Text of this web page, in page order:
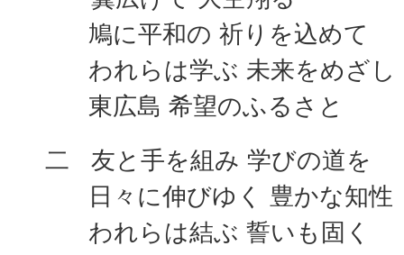
鳩に平和の 祈りを込めて
われらは学ぶ 未来をめざし
東広島 希望のふるさと
二 友と手を組み 学びの道を
日々に伸びゆく 豊かな知性
われらは結ぶ 誓いも固く